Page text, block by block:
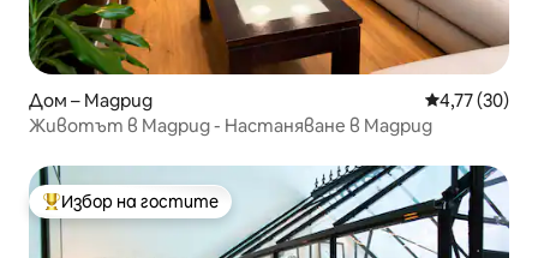
Дом – Мадрид Средна
4,77 (30)
Животът в Мадрид - Настаняване в Мадрид
Най-популярен избор на гостите
Избор на гостите